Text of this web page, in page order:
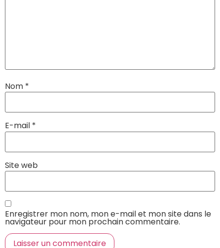
Nom *
E-mail *
Site web
Enregistrer mon nom, mon e-mail et mon site dans le
navigateur pour mon prochain commentaire.